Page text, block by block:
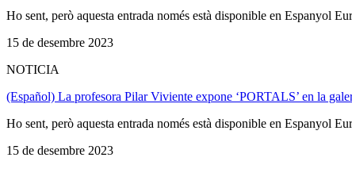
Ho sent, però aquesta entrada només està disponible en Espanyol
15 de desembre 2023
NOTICIA
(Español) La profesora Pilar Viviente expone ‘PORTALS’ en la
Ho sent, però aquesta entrada només està disponible en Espanyol
15 de desembre 2023